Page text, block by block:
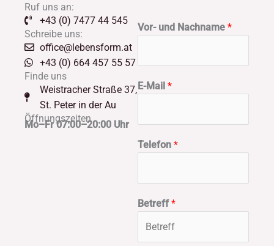
Ruf uns an:
+43 (0) 7477 44 545
Schreibe uns:
office@lebensform.at
+43 (0) 664 457 55 57
Finde uns
Weistracher Straße 37,
St. Peter in der Au
Öffnungszeiten
Mo–Fr 07:00–20:00 Uhr
Vor- und Nachname *
E-Mail *
Telefon *
Betreff*